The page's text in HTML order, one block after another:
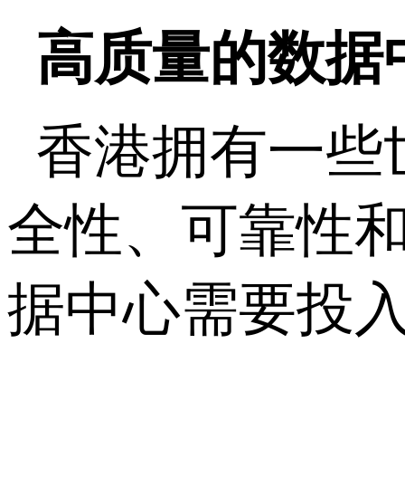
高质量的数据
香港拥有一些
全性、可靠性
据中心需要投